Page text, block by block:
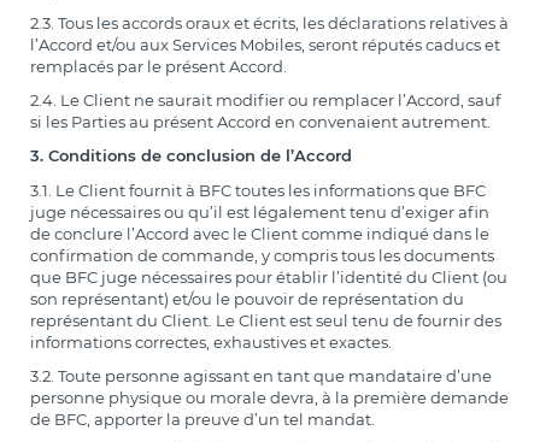
2.3. Tous les accords oraux et écrits, les déclarations relatives à
l’Accord et/ou aux Services Mobiles, seront réputés caducs et
remplacés par le présent Accord.
2.4. Le Client ne saurait modifier ou remplacer l’Accord, sauf
si les Parties au présent Accord en convenaient autrement.
3. Conditions de conclusion de l’Accord
3.1. Le Client fournit à BFC toutes les informations que BFC
juge nécessaires ou qu’il est légalement tenu d’exiger afin
de conclure l’Accord avec le Client comme indiqué dans le
confirmation de commande, y compris tous les documents
que BFC juge nécessaires pour établir l’identité du Client (ou
son représentant) et/ou le pouvoir de représentation du
représentant du Client. Le Client est seul tenu de fournir des
informations correctes, exhaustives et exactes.
3.2. Toute personne agissant en tant que mandataire d’une
personne physique ou morale devra, à la première demande
de BFC, apporter la preuve d’un tel mandat.